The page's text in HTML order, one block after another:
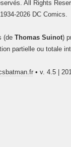
All Rights
2026 DC Comics.
(de Thomas Suinot)
partielle ou totale
• v. 4.5 |